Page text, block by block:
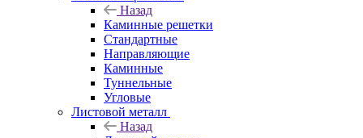
Назад
Каминные решетки
Стандартные
Направляющие
Каминные
Туннельные
Угловые
Листовой металл
Назад